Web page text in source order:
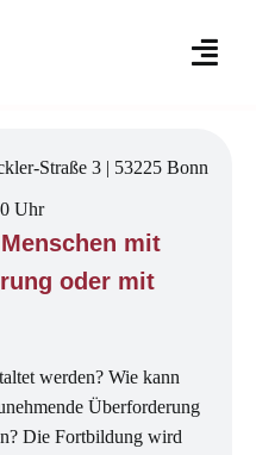
Straße 3 | 53225 Bonn
Uhr
mit
oder mit
werden? Wie kann
Überforderung
Die Fortbildung wird